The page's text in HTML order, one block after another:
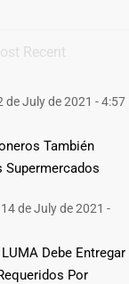
Recent
de July de 2021 - 4:57
También
Supermercados
de July de 2021 -
Debe Entregar
Por